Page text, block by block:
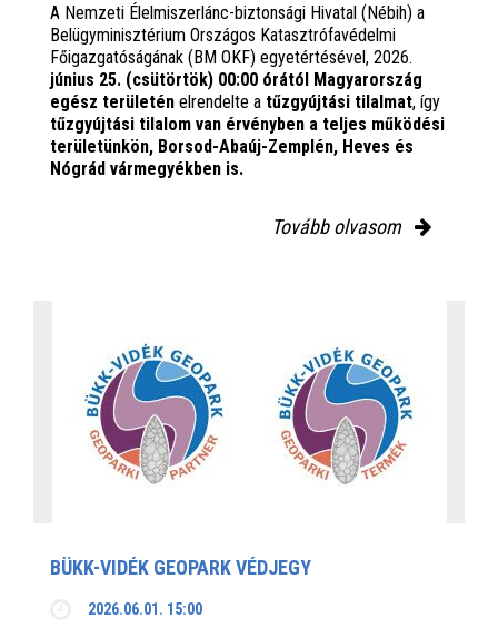
A Nemzeti Élelmiszerlánc-biztonsági Hivatal (Nébih) a
Belügyminisztérium Országos Katasztrófavédelmi
Főigazgatóságának (BM OKF) egyetértésével, 2026.
június 25. (csütörtök) 00:00 órától Magyarország
egész területén elrendelte a tűzgyújtási tilalmat, így
tűzgyújtási tilalom van érvényben a teljes működési
területünkön, Borsod-Abaúj-Zemplén, Heves és
Nógrád vármegyékben is.
Tovább olvasom
BÜKK-VIDÉK GEOPARK VÉDJEGY
2026.06.01. 15:00